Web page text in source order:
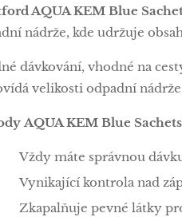
AQUA KEM Blue
nádrže, kde udržuje
dávkování, vhodné na
velikosti odpadní nádrže
AQUA KEM Blue Sachets
Vždy máte správnou
Vynikající kontrola nad
Zkapalňuje pevné látky